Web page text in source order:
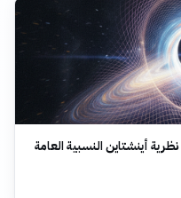
أينشتاين النسبية العامة